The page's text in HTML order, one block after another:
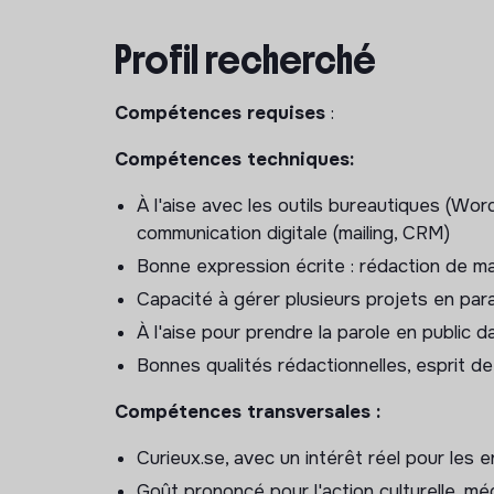
pleinement intégré.e à une équipe
portée avec la DRAC, la DSDEN, les Cités
Tâches principales:
Mission 1 — Communication et
Gestion et diffusion mensuelle des kits
scolaires, structures associatives et
Élaboration et envoi de communications
relais éducatifs partenaires (mailings,
Analyse statistique des retours de
retours terrain) et formulation de
identification des axes d'amélioration
Participation et appui logistique aux
de saison, temps forts estivaux, actions
Profil recherché
Compétences requises:
Compétences techniques:
À l'aise avec les outils bureautiques
communication digitale (mailing, CRM)
Bonne expression écrite : rédaction de
Capacité à gérer plusieurs projets en
À l'aise pour prendre la parole en public
Bonnes qualités rédactionnelles, esprit
Compétences transversales :
Curieux.se, avec un intérêt réel pour les